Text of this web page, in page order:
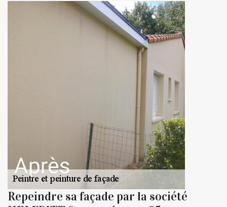
Repeindre sa façade par la société